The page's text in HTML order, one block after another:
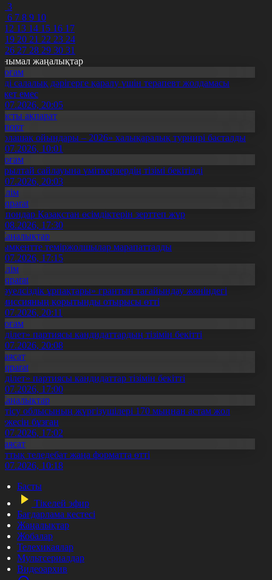
3
6 7 8 9 10
12 13 14 15 16 17
19 20 21 22 23 24
26 27 28 29 30 31
жаңалықтар
салалық дәрігерге қаралу үшін терапевт жолдамасы
емес
20:05
ақпарат
ойындары – 2026» халықаралық турнирі басталды
10:01
сайлауына үміткерлердің тізімі бекітілді
20:03
Қазақстан өсімдіктерін зерттеп жүр
17:30
теміржолшылар марапатталды
17:15
ұрпақтары» грантын тағайындау жөніндегі
қорытынды отырысы өтті
20:11
партиясы кандидаттардың тізімін бекітті
20:08
партиясы кандидаттар тізімін бекітті
17:00
облысының жүргізушілері 170 мыңнан астам жол
бұзған
17:02
теледебат жаңа форматта өтті
10:18
Басты
Тікелей эфир
Бағдарлама кестесі
Жаңалықтар
Жобалар
Телехикаялар
Мультсериалдар
Видеоархив